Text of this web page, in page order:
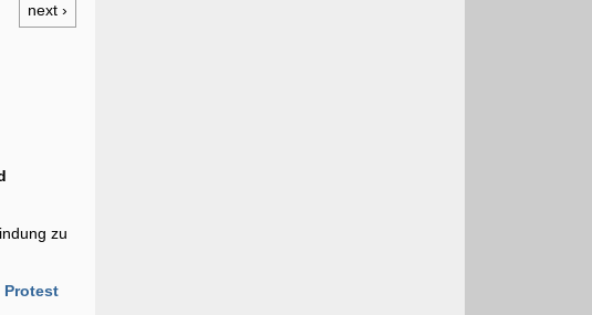
next ›
zu
Protest